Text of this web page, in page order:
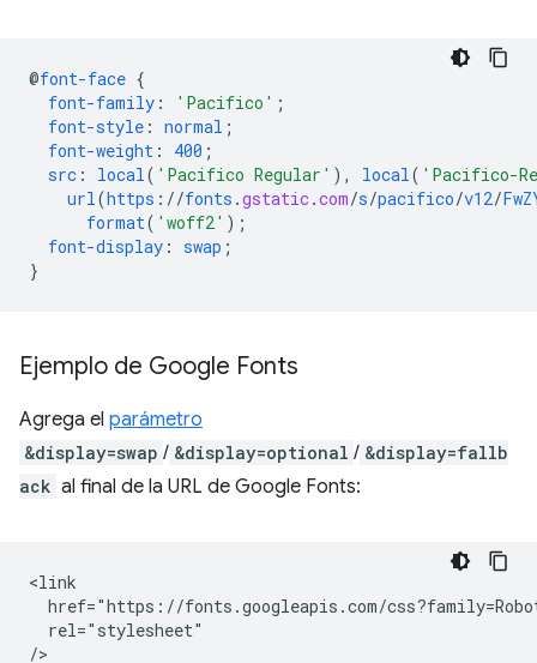
@font-face {
font-family : 'Pacifico' ;
font-style : normal ;
font-weight : 400 ;
src : local ( 'Pacifico Regular' ), local ( 'Pacifico-
url (https ://fonts .gstatic.com/s/pacifico/v12/
format( 'woff2' );
font-display : swap ;
}
Ejemplo de Google Fonts
Agrega el parámetro
&display=swap / &display=optional / &display=fallb
ack al final de la URL de Google Fonts:
<link
href="https://fonts.googleapis.com/
  rel="stylesheet"